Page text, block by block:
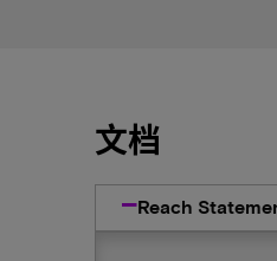
文档
Reach